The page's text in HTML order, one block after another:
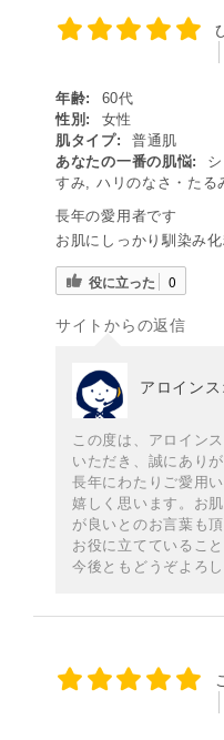
年齢:
60代
性別:
女性
肌タイプ:
普通肌
あなたの一番の肌悩:
すみ, ハリのなさ・たる
長年の愛用者です
お肌にしっかり馴染み
役に立った 0
サイトからの返信
アロイン
この度は、アロイン
いただき、誠にあり
長年にわたりご愛用
嬉しく思います。お
が良いとのお言葉も
お役に立てているこ
今後ともどうぞよろ